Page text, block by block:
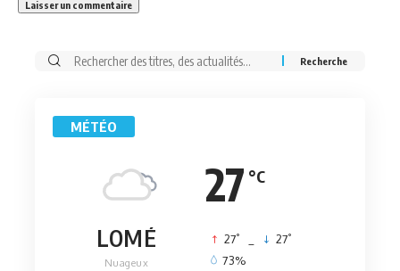
Rechercher:
MÉTÉO
27 °C
LOMÉ
Nuageux
27° 27°
73%